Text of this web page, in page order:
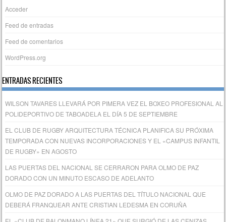
Acceder
Feed de entradas
Feed de comentarios
WordPress.org
ENTRADAS RECIENTES
WILSON TAVARES LLEVARÁ POR PIMERA VEZ EL BOXEO PROFESIONAL AL
POLIDEPORTIVO DE TABOADELA EL DÍA 5 DE SEPTIEMBRE
EL CLUB DE RUGBY ARQUITECTURA TÉCNICA PLANIFICA SU PRÓXIMA
TEMPORADA CON NUEVAS INCORPORACIONES Y EL «CAMPUS INFANTIL
DE RUGBY» EN AGOSTO
LAS PUERTAS DEL NACIONAL SE CERRARON PARA OLMO DE PAZ
DORADO CON UN MINUTO ESCASO DE ADELANTO
OLMO DE PAZ DORADO A LAS PUERTAS DEL TÍTULO NACIONAL QUE
DEBERÁ FRANQUEAR ANTE CRISTIAN LEDESMA EN CORUÑA